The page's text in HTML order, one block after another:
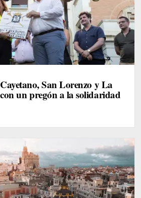
San Lorenzo y La
un pregón a la solidaridad